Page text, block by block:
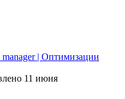
manager | Оптимизации
11 июня